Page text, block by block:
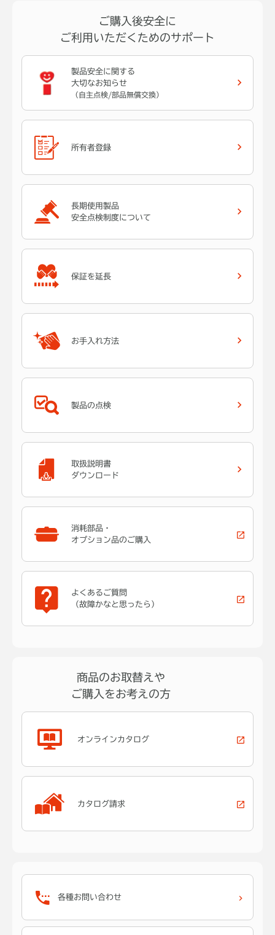
ご購入後安全に
ご利用いただくためのサポート
製品安全に関する
大切なお知らせ
（自主点検/部品無償交換）
所有者登録
長期使用製品
安全点検制度について
保証を延長
お手入れ方法
製品の点検
取扱説明書
ダウンロード
消耗部品・
オプション品のご購入
よくあるご質問
（故障かなと思ったら）
商品のお取替えや
ご購入をお考えの方
オンラインカタログ
カタログ請求
各種お問い合わせ